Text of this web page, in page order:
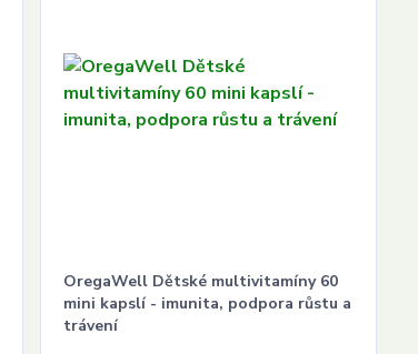
OregaWell Dětské multivitamíny 60
mini kapslí - imunita, podpora růstu a
trávení